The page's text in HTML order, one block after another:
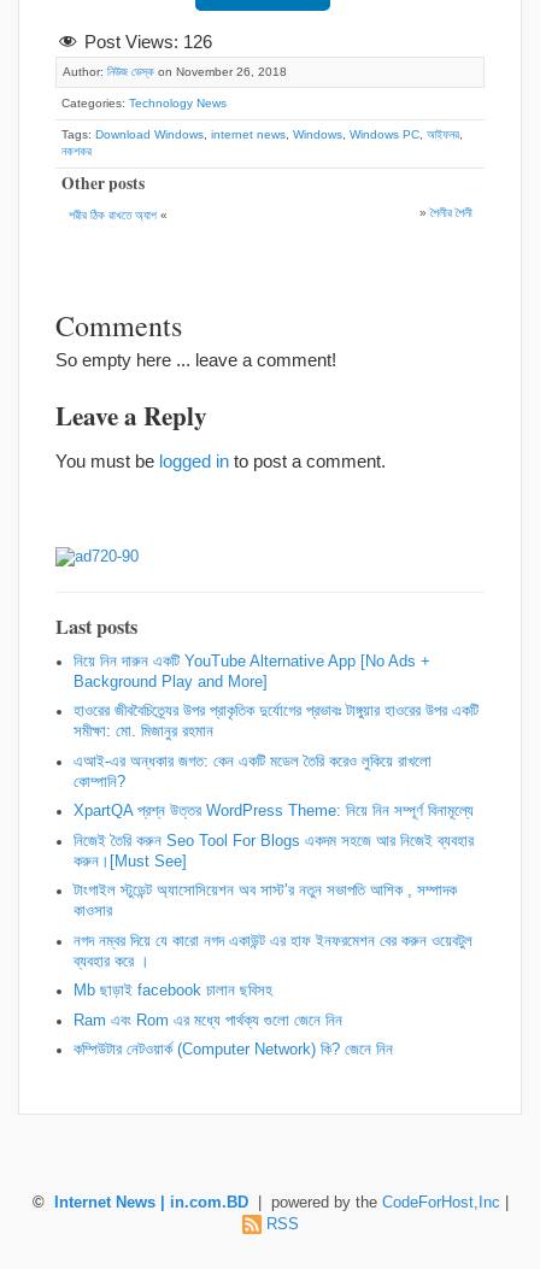
Post Views: 126
Author: নিউজ ডেস্ক on November 26, 2018
Categories: Technology News
Tags: Download Windows internet news Windows Windows PC আইফনর
নকশকর
Other posts
শরীর ঠিক রাখতে অ্যাপ « »শৈলীর শৈলী
Comments
So empty here ... leave a comment!
Leave a Reply
You must be logged in to post a comment.
Last posts
নিয়ে নিন দারুন একটি YouTube Alternative App [No Ads +
Background Play and More]
হাওরের জীববৈচিত্র্যের উপর প্রাকৃতিক দুর্যোগের প্রভাবঃ টাঙ্গুয়ার হাওরের উপর একটি
সমীক্ষা: মো. মিজানুর রহমান
এআই-এর অন্ধকার জগত: কেন একটি মডেল তৈরি করেও লুকিয়ে রাখলো
কোম্পানি?
XpartQA প্রশ্ন উত্তর WordPress Theme: নিয়ে নিন সম্পূর্ণ বিনামূল্যে
নিজেই তৈরি করুন Seo Tool For Blogs একদম সহজে আর নিজেই ব্যবহার
করুন।[Must See]
টাংগাইল স্টুডেন্ট অ্যাসোসিয়েশন অব সাস্ট’র নতুন সভাপতি আশিক , সম্পাদক
কাওসার
নগদ নম্বর দিয়ে যে কারো নগদ একাউন্ট এর হাফ ইনফরমেশন বের করুন ওয়েবটুল
ব্যবহার করে ।
Mb ছাড়াই facebook চালান ছবিসহ
Ram এবং Rom এর মধ্যে পার্থক্য গুলো জেনে নিন
কম্পিউটার নেটওয়ার্ক (Computer Network) কি? জেনে নিন
© Internet News | in.com.BD| powered by the CodeForHost,Inc
RSS